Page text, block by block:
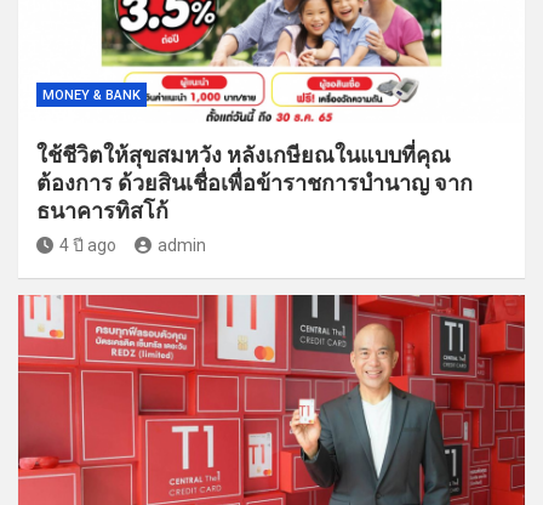
MONEY & BANK
ใช้ชีวิตให้สุขสมหวัง หลังเกษียณในแบบที่คุณ
ต้องการ ด้วยสินเชื่อเพื่อข้าราชการบำนาญ จาก
ธนาคารทิสโก้
4 ปี ago admin